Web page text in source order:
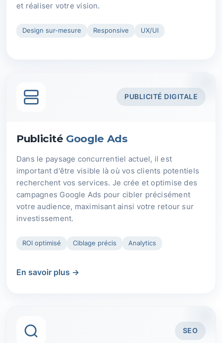
et réaliser votre vision.
Design sur-mesure Responsive UX/UI
PUBLICITÉ DIGITALE
Publicité Google Ads
Dans le paysage concurrentiel actuel, il est
important d'être visible là où vos clients potentiels
recherchent vos services. Je crée et optimise des
campagnes Google Ads pour cibler précisément
votre audience, maximisant ainsi votre retour sur
investissement.
ROI optimisé Ciblage précis Analytics
En savoir plus →
SEO